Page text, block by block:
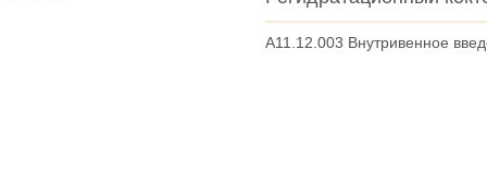
A11.12.003 Внутривенное